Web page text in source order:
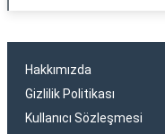
Hakkımızda
Gizlilik Politikası
Kullanıcı Sözleşmesi